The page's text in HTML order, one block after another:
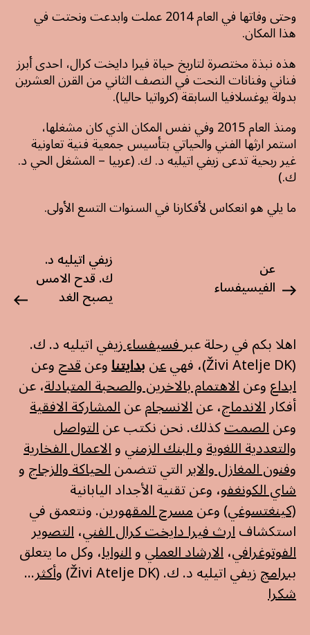
اهلا بكم في رحلة عبرفسيفساءزيفي اتيليه د. ك.
(Živi Atelje DK)، فهي عنبدايتناوعنقدحوعن
ابداعوعنالاهتمام بالاخرين والصحبة المتبادلة، عن
أفكارالاندماج، عنالانسجامعنالمشاركة الافقية
وعنالصمتكذلك. نحن نكتب عنالتواصل
والتعددية اللغويةوالبنك الزمنيوالاعمال الفخارية
وفنون المغازل والابرالتي تتضمنالحياكةوالزجاجو
شاي الكونغفو، وعن تقنية الأجداد اليابانية
(كينغتسوغي)وعنمسرح المقهورين. ونتعمق في
استكشافارث فيرا دايخت كرال الفني،التصوير
الفوتوغرافي،الارشاد العمليوالنوايا، وكل ما يتعلق
ببرامجزيفي اتيليه د. ك. (Živi Atelje DK) و أكثر...
شكرا
وحتى وفاتها في العام 2014 عملت وابدعت ونحتت في
هذا المكان.
هذه نبذة مختصرة لتاريخ حياة فيرا دايخت كرال، احدى أبرز
فناني وفنانات النحت في النصف الثاني من القرن العشرين
بدولة يوغسلافيا السابقة (كرواتيا حاليا).
ومنذ العام 2015 وفي نفس المكان الذي كان مشغلها،
استمر ارثها الفني والحياتي بتأسيس جمعية فنية تعاونية
غير ربحية تدعى زيفي اتيليه د. ك. (عربيا – المشغل الحي د.
ك.)
ما يلي هو انعكاس لأفكارنا في السنوات التسع الأولى.
عن
الفيسيفساء
زيفي اتيليه د.
ك. قدح الامس
يصبح الغد